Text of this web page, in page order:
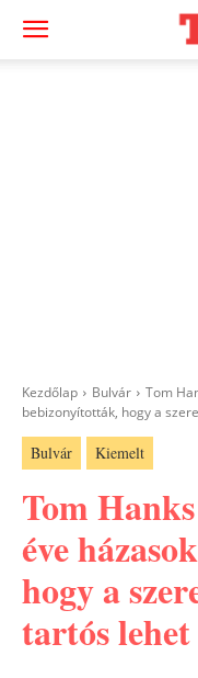
Kezdőlap Bulvár
Tom
bebizonyították, hogy a
Bulvár Kiemelt
Tom
éve
hogy a
tartós lehet